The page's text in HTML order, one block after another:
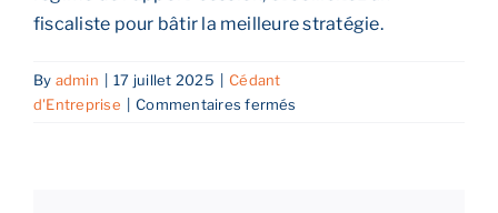
fiscaliste pour bâtir la meilleure stratégie.
By admin | 17 juillet 2025 | Cédant
d'Entreprise | Commentaires fermés